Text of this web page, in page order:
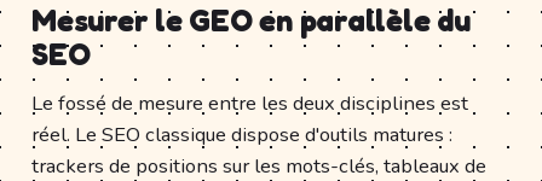
Mesurer le GEO en parallèle du
SEO
Le fossé de mesure entre les deux disciplines est
réel. Le SEO classique dispose d'outils matures :
trackers de positions sur les mots-clés, tableaux de